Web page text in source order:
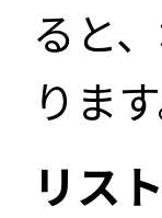
ると
ります
リス